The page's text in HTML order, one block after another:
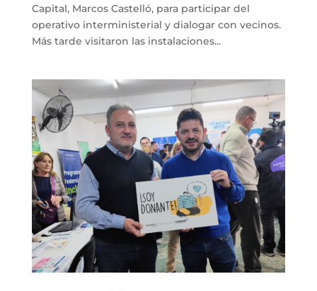
Capital, Marcos Castelló, para participar del
operativo interministerial y dialogar con vecinos.
Más tarde visitaron las instalaciones...